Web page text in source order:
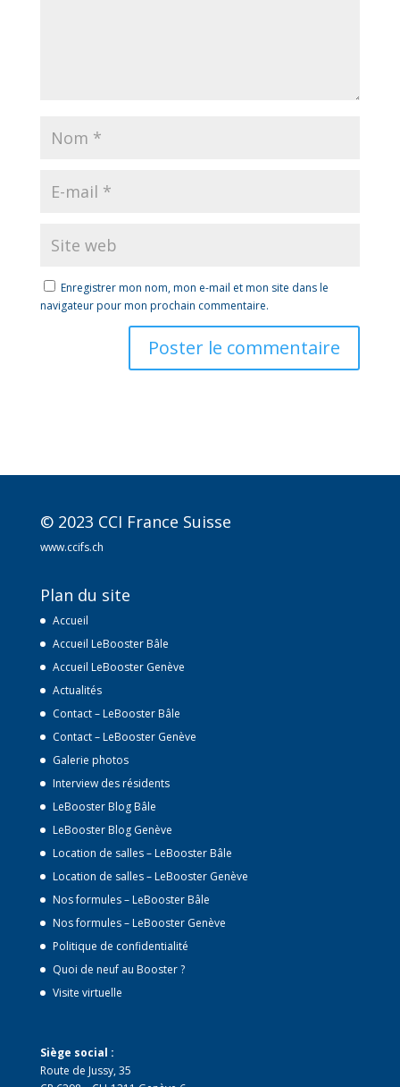
Enregistrer mon nom, mon e-mail et mon site dans le
navigateur pour mon prochain commentaire.
i© 2023 CCI France Suisse
www.ccifs.ch
Plan du site
Accueil
Accueil LeBooster Bâle
Accueil LeBooster Genève
Actualités
Contact – LeBooster Bâle
Contact – LeBooster Genève
Galerie photos
Interview des résidents
LeBooster Blog Bâle
LeBooster Blog Genève
Location de salles – LeBooster Bâle
Location de salles – LeBooster Genève
Nos formules – LeBooster Bâle
Nos formules – LeBooster Genève
Politique de confidentialité
Quoi de neuf au Booster ?
Visite virtuelle
Siège social :
Route de Jussy, 35